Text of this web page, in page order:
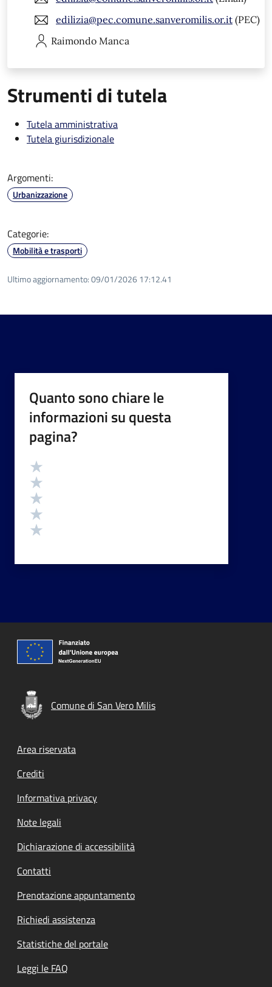
edilizia@pec.comune.sanveromilis.or.it (PEC)
Raimondo Manca
Strumenti di tutela
Tutela amministrativa
Tutela giurisdizionale
Argomenti:
Urbanizzazione
Categorie:
Mobilità e trasporti
Ultimo aggiornamento:09/01/2026 17:12.41
Quanto sono chiare le
informazioni su questa
pagina?
Valutazione
Comune di San Vero Milis
Footer menu
Area riservata
Crediti
Informativa privacy
Note legali
Dichiarazione di accessibilità
Contatti
Prenotazione appuntamento
Richiedi assistenza
Statistiche del portale
Leggi le FAQ